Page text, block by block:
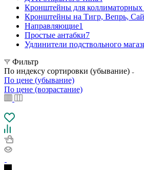
Кронштейны для коллиматорных
Кронштейны на Тигр, Вепрь,
Направляющие1
Простые антабки7
Удлинители подствольного
Фильтр
По индексу сортировки (убывание)
По цене (убывание)
По цене (возрастание)